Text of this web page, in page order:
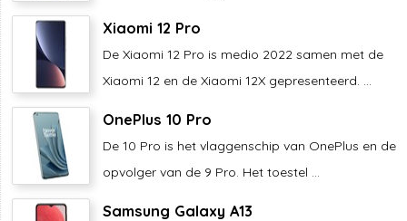
Xiaomi 12 Pro
De Xiaomi 12 Pro is medio 2022 samen met de
Xiaomi 12 en de Xiaomi 12X gepresenteerd. ...
OnePlus 10 Pro
De 10 Pro is het vlaggenschip van OnePlus en de
opvolger van de 9 Pro. Het toestel ...
Samsung Galaxy A13